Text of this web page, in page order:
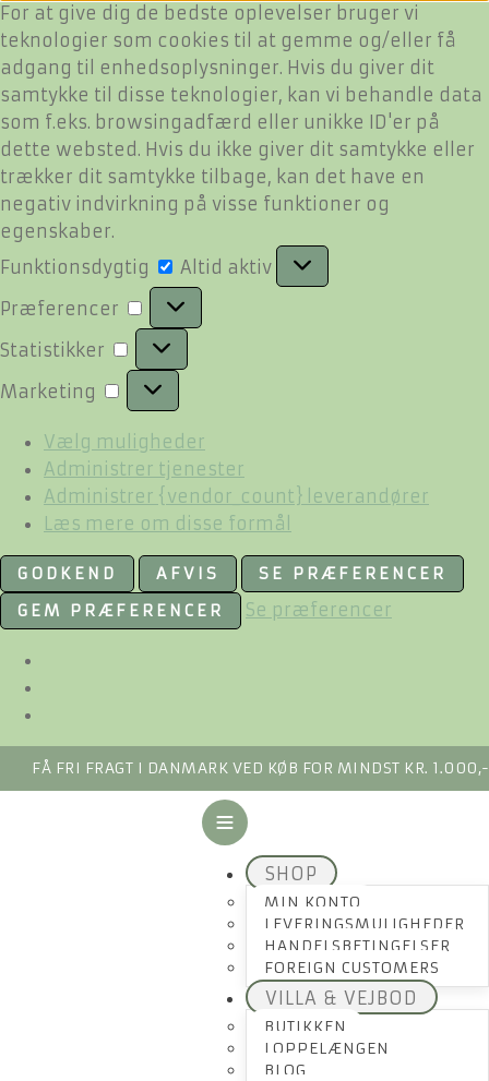
For at give dig de bedste oplevelser bruger vi
teknologier som cookies til at gemme og/eller få
adgang til enhedsoplysninger. Hvis du giver dit
samtykke til disse teknologier, kan vi behandle data
som f.eks. browsingadfærd eller unikke ID'er på
dette websted. Hvis du ikke giver dit samtykke eller
trækker dit samtykke tilbage, kan det have en
negativ indvirkning på visse funktioner og
egenskaber.
Funktionsdygtig
Funktionsdygtig
Altid aktiv
Præferencer
Præferencer
Statistikker Statistikker
Marketing Marketing
Vælg muligheder
Administrer tjenester
Administrer {vendor_count} leverandører
Læs mere om disse formål
GODKEND AFVIS
SE PRÆFERENCER
GEM PRÆFERENCER
Se præferencer
FÅ FRI FRAGT I DANMARK VED KØB FOR MINDST KR. 1.000,-
SHOP
MIN KONTO
LEVERINGSMULIGHEDER
HANDELSBETINGELSER
FOREIGN CUSTOMERS
VILLA & VEJBOD
BUTIKKEN
LOPPELÆNGEN
BLOG